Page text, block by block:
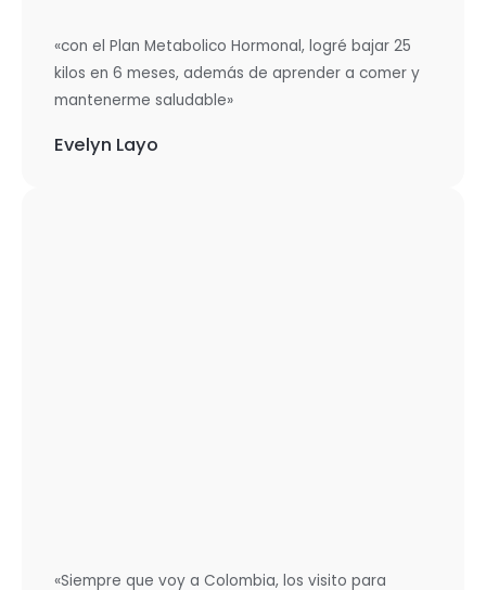
«con el Plan Metabolico Hormonal, logré bajar 25
kilos en 6 meses, además de aprender a comer y
mantenerme saludable»
Evelyn Layo
«Siempre que voy a Colombia, los visito para